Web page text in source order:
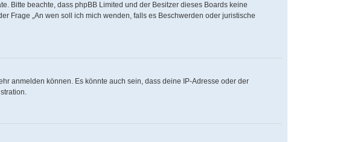
Bitte beachte, dass phpBB Limited und der Besitzer dieses Boards keine
Frage „An wen soll ich mich wenden, falls es Beschwerden oder juristische
anmelden können. Es könnte auch sein, dass deine IP-Adresse oder der